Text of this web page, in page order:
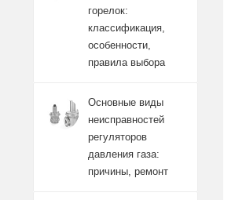
горелок:
классификация,
особенности,
правила выбора
Основные виды
неисправностей
регуляторов
давления газа:
причины, ремонт